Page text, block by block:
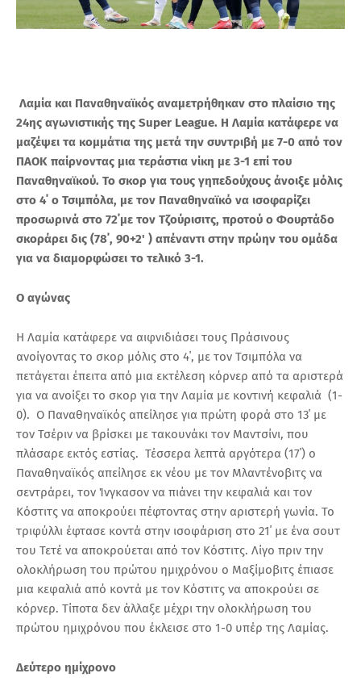
Λαμία και Παναθηναϊκός αναμετρήθηκαν στο πλαίσιο της
24ης αγωνιστικής της Super League. Η Λαμία κατάφερε να
μαζέψει τα κομμάτια της μετά την συντριβή με 7-0 από τον
ΠΑΟΚ παίρνοντας μια τεράστια νίκη με 3-1 επί του
Παναθηναϊκού. Το σκορ για τους γηπεδούχους άνοιξε μόλις
στο 4΄ ο Τσιμπόλα, με τον Παναθηναϊκό να ισοφαρίζει
προσωρινά στο 72΄με τον Τζούρισιτς, προτού ο Φουρτάδο
σκοράρει δις (78΄, 90+2' ) απέναντι στην πρώην του ομάδα
για να διαμορφώσει το τελικό 3-1.
Ο αγώνας
Η Λαμία κατάφερε να αιφνιδιάσει τους Πράσινους
ανοίγοντας το σκορ μόλις στο 4΄, με τον Τσιμπόλα να
πετάγεται έπειτα από μια εκτέλεση κόρνερ από τα αριστερά
για να ανοίξει το σκορ για την Λαμία με κοντινή κεφαλιά (1-
0). Ο Παναθηναϊκός απείλησε για πρώτη φορά στο 13΄ με
τον Τσέριν να βρίσκει με τακουνάκι τον Μαντσίνι, που
πλάσαρε εκτός εστίας. Τέσσερα λεπτά αργότερα (17΄) ο
Παναθηναϊκός απείλησε εκ νέου με τον Μλαντένοβιτς να
σεντράρει, τον Ίνγκασον να πιάνει την κεφαλιά και τον
Κόστιτς να αποκρούει πέφτοντας στην αριστερή γωνία. Το
τριφύλλι έφτασε κοντά στην ισοφάριση στο 21΄ με ένα σουτ
του Τετέ να αποκρούεται από τον Κόστιτς. Λίγο πριν την
ολοκλήρωση του πρώτου ημιχρόνου ο Μαξίμοβιτς έπιασε
μια κεφαλιά από κοντά με τον Κόστιτς να αποκρούει σε
κόρνερ. Τίποτα δεν άλλαξε μέχρι την ολοκλήρωση του
πρώτου ημιχρόνου που έκλεισε στο 1-0 υπέρ της Λαμίας.
Δεύτερο ημίχρονο